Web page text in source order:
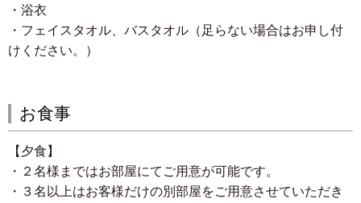
・浴衣
・フェイスタオル、バスタオル（足らない場合はお申し付
けください。）
お食事
【夕食】
・２名様まではお部屋にてご用意が可能です。
・３名以上はお客様だけの別部屋をご用意させていただき